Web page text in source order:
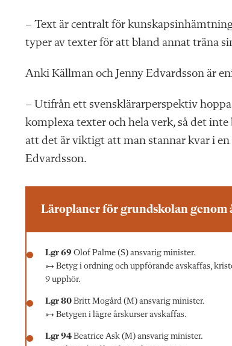
– Text är centralt för
typer av texter för att bland annat träna
Anki Källman och Jenny Edvardsson är
– Utifrån ett svensklärarperspektiv
komplexa texter och hela verk, så det
att det är viktigt att man stannar kvar i
Edvardsson.
Läroplaner för grundskolan genom
Lgr 69 Olof Palme (S) ansvarig minister.
→ Betyg i ordning och uppförande avskaffas,
9 upphör.
Lgr 80 Britt Mogård (M) ansvarig minister.
→ Betygen i lägre årskurser avskaffas.
Lgr 94 Beatrice Ask (M) ansvarig minister.